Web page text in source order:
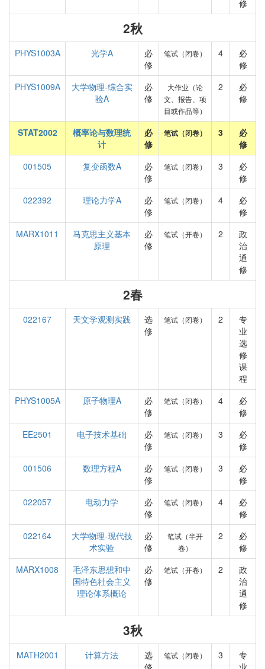
修
2秋
PHYS1003A 光学A
必
修
笔试（闭卷） 4
必
修
PHYS1009A
大学物理-综合实
验A
必
修
大作业（论
文、报告、项
目或作品等）
2
必
修
STAT2002
概率论与数理统
计
必
修
笔试（闭卷） 3
必
修
001505
复变函数A
必
修
笔试（闭卷） 3
必
修
022392
理论力学A
必
修
笔试（闭卷） 4
必
修
MARX1011
马克思主义基本
原理
必
修
笔试（开卷） 2
政
治
通
修
2春
022167 天文学观测实践
选
修
笔试（闭卷） 2
专
业
选
修
课
程
PHYS1005A
原子物理A
必
修
笔试（闭卷） 4
必
修
EE2501
电子技术基础
必
修
笔试（闭卷） 3
必
修
001506
数理方程A
必
修
笔试（闭卷） 3
必
修
022057
电动力学
必
修
笔试（闭卷） 4
必
修
022164
大学物理-现代技
术实验
必
修
笔试（半开
卷）
2
必
修
MARX1008
毛泽东思想和中
国特色社会主义
理论体系概论
必
修
笔试（开卷） 2
政
治
通
修
3秋
MATH2001 计算方法
选
修
笔试（闭卷） 3
专
业